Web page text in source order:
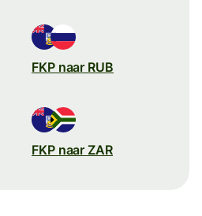
FKP naar RUB
FKP naar ZAR